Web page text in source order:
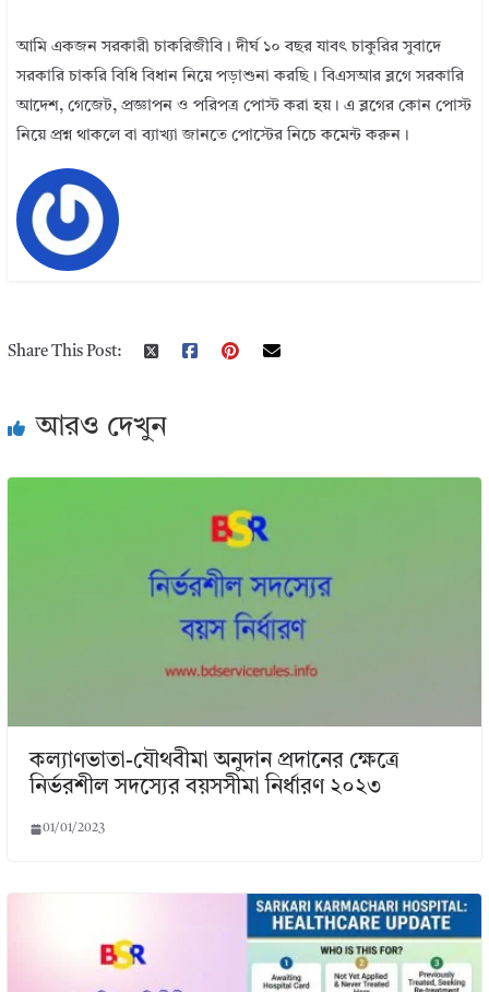
আমি একজন সরকারী চাকরিজীবি। দীর্ঘ ১০ বছর যাবৎ চাকুরির সুবাদে
সরকারি চাকরি বিধি বিধান নিয়ে পড়াশুনা করছি। বিএসআর ব্লগে সরকারি
আদেশ, গেজেট, প্রজ্ঞাপন ও পরিপত্র পোস্ট করা হয়। এ ব্লগের কোন পোস্ট
নিয়ে প্রশ্ন থাকলে বা ব্যাখ্যা জানতে পোস্টের নিচে কমেন্ট করুন।
Share This Post:
আরও দেখুন
কল্যাণভাতা-যৌথবীমা অনুদান প্রদানের ক্ষেত্রে
নির্ভরশীল সদস্যের বয়সসীমা নির্ধারণ ২০২৩
01/01/2023